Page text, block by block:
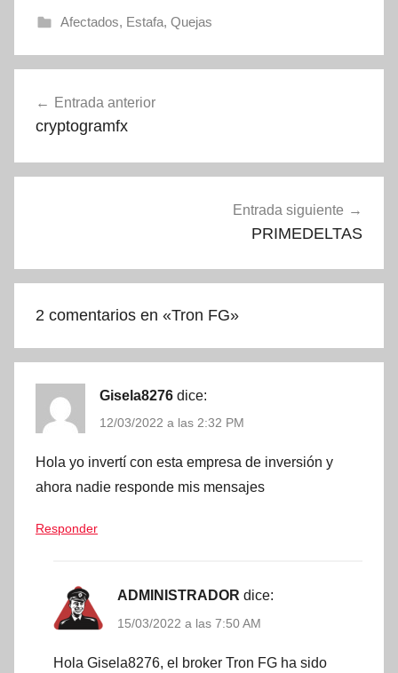
Afectados, Estafa, Quejas
de
Entrada anterior
cryptogramfx
Entrada siguiente
PRIMEDELTAS
2 comentarios en «Tron FG»
Gisela8276 dice:
12/03/2022 a las 2:32 PM
Hola yo invertí con esta empresa de inversión y
ahora nadie responde mis mensajes
Responder
ADMINISTRADOR dice:
15/03/2022 a las 7:50 AM
Hola Gisela8276, el broker Tron FG ha sido